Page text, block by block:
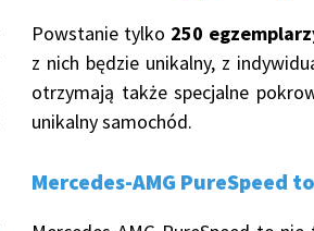
Powstanie tylko 250
z nich będzie unikalny, z
otrzymają także specjalne
unikalny samochód.
Mercedes-AMG PureSpeed